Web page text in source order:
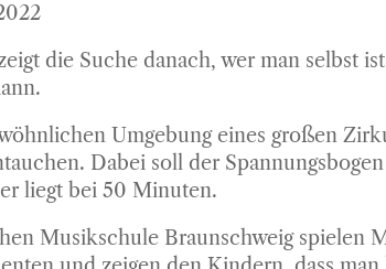
die Suche danach, wer man selbst
Umgebung eines großen
Dabei soll der
liegt bei 50 Minuten.
Musikschule Braunschweig spielen